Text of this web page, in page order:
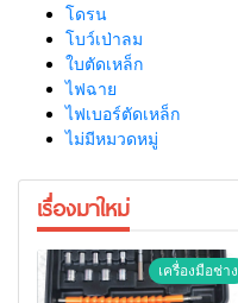
โดรน
โบว์เป่าลม
ใบตัดเหล็ก
ไฟฉาย
ไฟเบอร์ตัดเหล็ก
ไม่มีหมวดหมู่
เรื่องมาใหม่
เครื่องมือช่าง